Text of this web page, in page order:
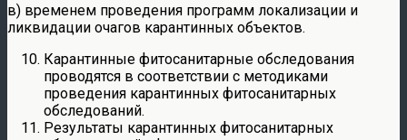
в) временем проведения программ локализации и
ликвидации очагов карантинных объектов.
Карантинные фитосанитарные обследования
проводятся в соответствии с методиками
проведения карантинных фитосанитарных
обследований.
Результаты карантинных фитосанитарных